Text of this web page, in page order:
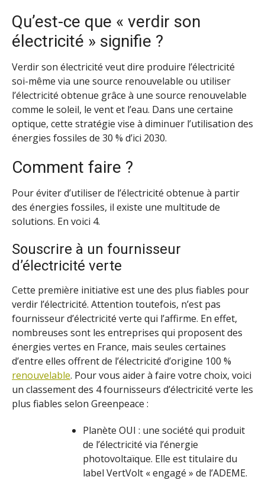
Qu’est-ce que « verdir son
électricité » signifie ?
Verdir son électricité veut dire produire l’électricité
soi-même via une source renouvelable ou utiliser
l’électricité obtenue grâce à une source renouvelable
comme le soleil, le vent et l’eau. Dans une certaine
optique, cette stratégie vise à diminuer l’utilisation des
énergies fossiles de 30 % d’ici 2030.
Comment faire ?
Pour éviter d’utiliser de l’électricité obtenue à partir
des énergies fossiles, il existe une multitude de
solutions. En voici 4.
Souscrire à un fournisseur
d’électricité verte
Cette première initiative est une des plus fiables pour
verdir l’électricité. Attention toutefois, n’est pas
fournisseur d’électricité verte qui l’affirme. En effet,
nombreuses sont les entreprises qui proposent des
énergies vertes en France, mais seules certaines
d’entre elles offrent de l’électricité d’origine 100 %
renouvelable. Pour vous aider à faire votre choix, voici
un classement des 4 fournisseurs d’électricité verte les
plus fiables selon Greenpeace :
Planète OUI : une société qui produit
de l’électricité via l’énergie
photovoltaïque. Elle est titulaire du
label VertVolt « engagé » de l’ADEME.